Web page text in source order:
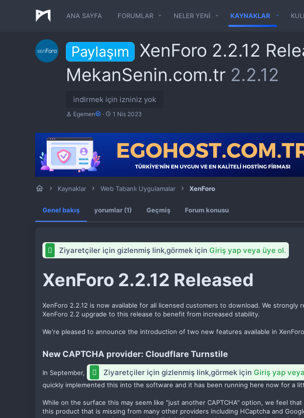
ANA SAYFA FORUMLAR NELER YENI KAYNAKLAR
Paylaşım
XenForo 2.2.12
MekanSenin.com.tr 2.2.12
indirmek için izniniz yok
Y
a
r
Egemen
O
l
a
a
i
1 Nis 2023
Kaynaklar Web Tabanlı Uygulamalar XenForo
Genel bakış yorumlar (1) Geçmiş Forum konusu
Ziyaretçiler için gizlenmiş link,görmek için Giriş yap veya üye ol.
XenForo 2.2.12 Released​
XenForo 2.2.12 is now available for all licensed customers to download. We
XenForo 2.2 upgrade to this release to benefit from increased stability.
We're pleased to announce the introduction of two new features available in
New CAPTCHA provider: Cloudflare Turnstile​
In September, Ziyaretçiler için gizlenmiş link,görmek için Giriş yap
quickly implemented this into the software and it has been running here now for a
While on the surface this may seem like "just another CAPTCHA" option, we feel
this product that is missing from many other providers including HCaptcha and